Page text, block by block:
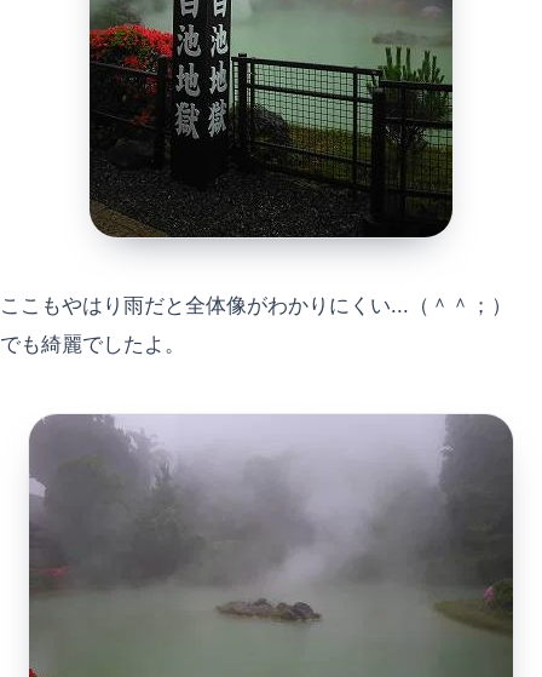
ここもやはり雨だと全体像がわかりにくい...（＾＾；）
でも綺麗でしたよ。